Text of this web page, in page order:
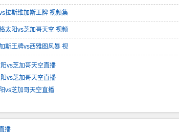
拉斯维加斯王牌 视频集
太阳vs芝加哥天空 视频
斯王牌vs西雅图风暴 视
vs芝加哥天空直播
vs芝加哥天空直播
vs芝加哥天空直播
播